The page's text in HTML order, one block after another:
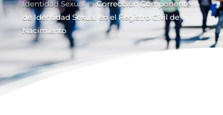
Identidad Sexual 9 Corrección Componente
de Identidad Sexual en el Registro Civil de
Nacimiento